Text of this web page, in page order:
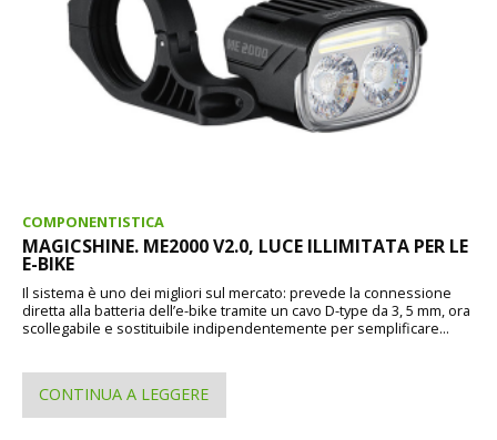
COMPONENTISTICA
MAGICSHINE. ME2000 V2.0, LUCE ILLIMITATA PER LE
E-BIKE
Il sistema è uno dei migliori sul mercato: prevede la connessione
diretta alla batteria dell’e-bike tramite un cavo D-type da 3, 5 mm, ora
scollegabile e sostituibile indipendentemente per semplificare...
CONTINUA A LEGGERE